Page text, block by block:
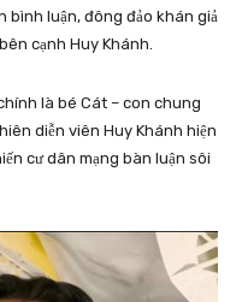
bình luận, đông đảo khán giả
cạnh Huy Khánh.
là bé Cát – con chung
diễn viên Huy Khánh hiện
cư dân mạng bàn luận sôi